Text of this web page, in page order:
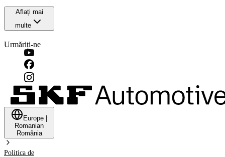
Aflați mai
multe
Urmăriți-ne
Europe
Romanian
România
Politica de